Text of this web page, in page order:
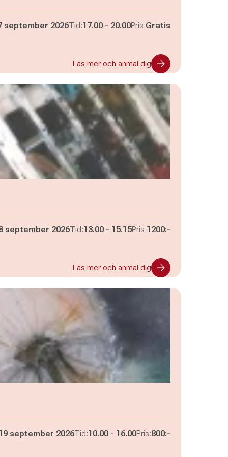
september 2026Tid:Pågår mellan
17.00 - och
20.00Pris:Gratis
Läs mer och anmäl dig
september 2026Tid:Pågår mellan
13.00 - och
15.15Pris:1200:-
Läs mer och anmäl dig
september 2026Tid:Pågår mellan
10.00 - och
16.00Pris:800:-